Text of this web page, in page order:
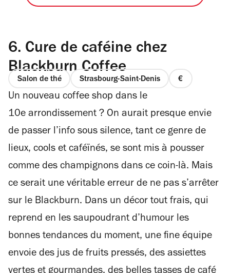
6. Cure de caféine chez
Blackburn Coffee
Salon de thé Strasbourg-Saint-Denis
prix
Un nouveau coffee shop dans le
10e arrondissement ? On aurait presque envie
de passer l’info sous silence, tant ce genre de
lieux, cools et caféïnés, se sont mis à pousser
comme des champignons dans ce coin-là. Mais
ce serait une véritable erreur de ne pas s’arrêter
sur le Blackburn. Dans un décor tout frais, qui
reprend en les saupoudrant d’humour les
bonnes tendances du moment, une fine équipe
envoie des jus de fruits pressés, des assiettes